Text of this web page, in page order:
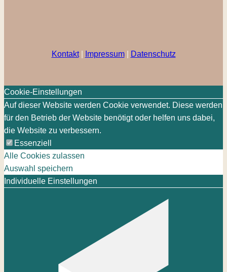
Kontakt| Impressum| Datenschutz
Cookie-Einstellungen
Auf dieser Website werden Cookie verwendet. Diese werden
für den Betrieb der Website benötigt oder helfen uns dabei,
die Website zu verbessern.
Essenziell
Alle Cookies zulassen
Auswahl speichern
Individuelle Einstellungen